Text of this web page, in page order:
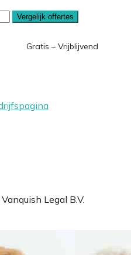
Vergelijk offertes
Gratis – Vrijblijvend
Vanquish Legal B.V.